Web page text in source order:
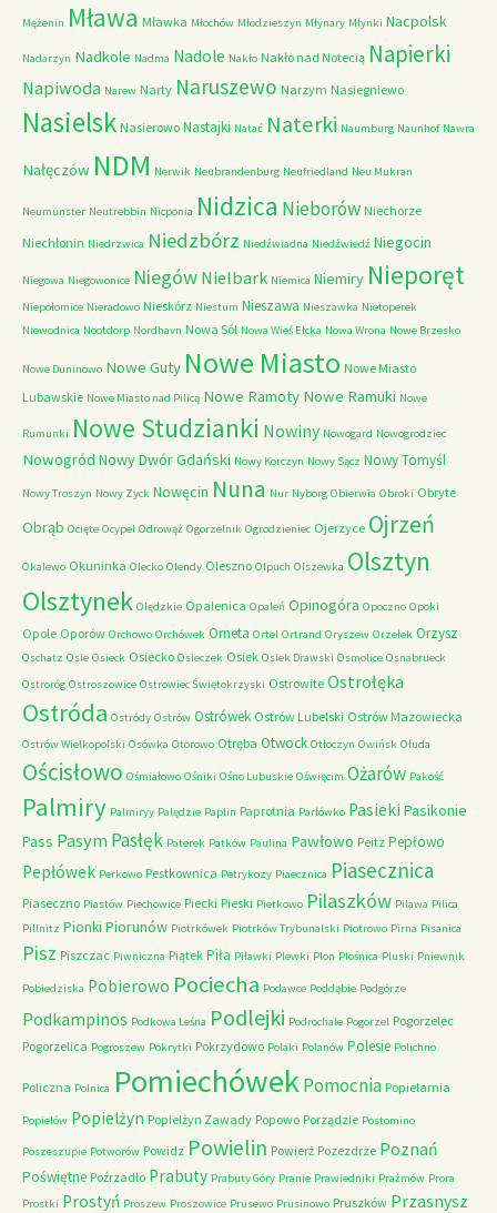
Mężenin Mława Mławka Młochów Młodzieszyn Młynary Młynki Nacpolsk
Nadarzyn Nadkole Nadma Nadole Nakło Nakło nad Notecią Napierki
Napiwoda Narew Narty Naruszewo Narzym Nasiegniewo
Nasielsk Nasierowo Nastajki Natać Naterki Naumburg Naunhof Nawra
Nałęczów NDM Nerwik Neubrandenburg Neufriedland Neu Mukran
Neumunster Neutrebbin Nicponia Nidzica Nieborów Niechorze
Niechłonin Niedrzwica Niedzbórz Niedźwiadna Niedźwiedź Niegocin
Niegowa Niegowonice Niegów Nielbark Niemica Niemiry Nieporęt
Niepołomice Nieradowo Nieskórz Niestum Nieszawa Nieszawka Nietoperek
Niewodnica Nootdorp Nordhavn Nowa Sól Nowa Wieś Ełcka Nowa Wrona Nowe Brzesko
Nowe Duninowo Nowe Guty Nowe Miasto Nowe Miasto
Lubawskie Nowe Miasto nad Pilicą Nowe Ramoty Nowe Ramuki Nowe
Rumunki Nowe Studzianki Nowiny Nowogard Nowogrodziec
Nowogród Nowy Dwór Gdański Nowy Korczyn Nowy Sącz Nowy Tomyśl
Nowy Troszyn Nowy Zyck Nowęcin Nuna Nur Nyborg Obierwia Obroki Obryte
Obrąb Ocięte Ocypel Odrowąż Ogorzelnik Ogrodzieniec Ojerzyce Ojrzeń
Okalewo Okuninka Olecko Olendy Oleszno Olpuch Olszewka Olsztyn
Olsztynek Olędzkie Opalenica Opaleń Opinogóra Opoczno Opoki
Opole Oporów Orchowo Orchówek Orneta Ortel Ortrand Oryszew Orzełek Orzysz
Oschatz Osie Osieck Osiecko Osieczek Osiek Osiek Drawski Osmolice Osnabrueck
Ostroróg Ostroszowice Ostrowiec Świętokrzyski Ostrowite Ostrołęka
Ostróda Ostródy Ostrów Ostrówek Ostrów Lubelski Ostrów Mazowiecka
Ostrów Wielkopolski Osówka Otorowo Otręba Otwock Otłoczyn Owińsk Ołuda
Ościsłowo Ośmiałowo Ośniki Ośno Lubuskie Oświęcim Ożarów Pakość
Palmiry Palmiryy Palędzie Paplin Paprotnia Parłówko Pasieki Pasikonie
Pass PasymPasłęk Paterek Patków Paulina Pawłowo Peitz Pepłowo
Pepłówek Perkowo Pestkownica Petrykozy Piaecznica Piasecznica
Piaseczno Piastów Piechowice Piecki Pieski Pietkowo Pilaszków Pilawa Pilica
Pillnitz Pionki Piorunów Piotrkówek Piotrków Trybunalski Piotrowo Pirna Pisanica
Pisz Piszczac Piwniczna Piątek Piła Piławki Plewki Plon Plośnica Pluski Pniewnik
Pobiedziska Pobierowo Pociecha Podawce Poddąbie Podgórze
Podkampinos Podkowa Leśna Podlejki Podrochale Pogorzel Pogorzelec
Pogorzelica Pogroszew Pokrytki Pokrzydowo Polaki Polanów Polesie Polichno
Policzna Polnica PomiechówekPomocnia Popielarnia
Popielów Popielżyn Popielżyn Zawady Popowo Porządzie Postomino
Poszeszupie Potworów Powidz Powielin Powierż Pozezdrze Poznań
Poświętne Poźrzadło Prabuty Prabuty Góry Pranie Prawiedniki Prażmów Prora
Prostki Prostyń Proszew Proszowice Prusewo Prusinowo Pruszków Przasnysz